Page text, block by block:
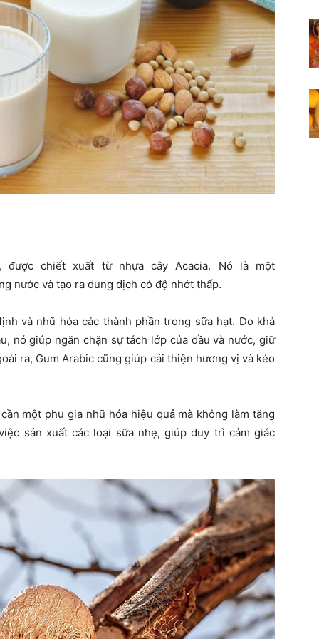
chiết xuất từ nhựa cây Acacia. Nó là một
nước và tạo ra dung dịch có độ nhớt thấp.
và nhũ hóa các thành phần trong sữa hạt. Do khả
nó giúp ngăn chặn sự tách lớp của dầu và nước, giữ
ra, Gum Arabic cũng giúp cải thiện hương vị và kéo
một phụ gia nhũ hóa hiệu quả mà không làm tăng
sản xuất các loại sữa nhẹ, giúp duy trì cảm giác